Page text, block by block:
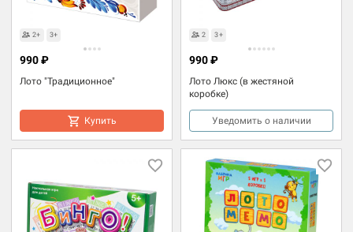
2+ 3+
Лото "Традиционное"
990 ₽
Купить
2 3+
Лото Люкс (в жестяной
коробке)
990 ₽
Уведомить о наличии